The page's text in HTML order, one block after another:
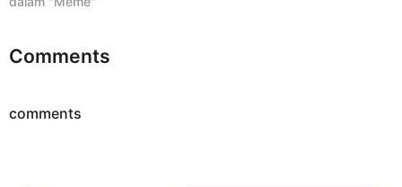
Comments
comments